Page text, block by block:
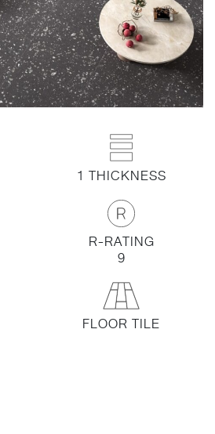
1 THICKNESS
R-RATING
9
FLOOR TILE